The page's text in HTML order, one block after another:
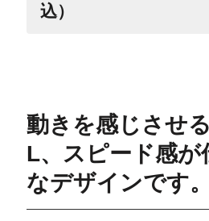
込）
動きを感じさせ
L、スピード感が
なデザインです。